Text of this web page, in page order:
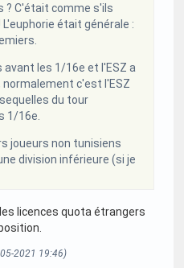
? C'était comme s'ils
était générale :
les 1/16e et l'ESZ a
normalement c'est l'ESZ
du tour
1/16e.
joueurs non tunisiens
division inférieure (si je
licences quota étrangers
2021 19:46)